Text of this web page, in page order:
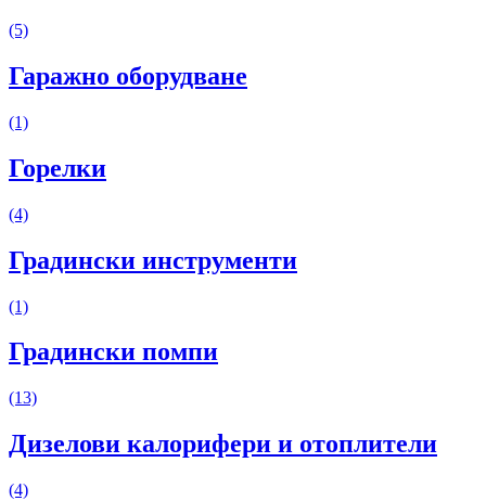
(5)
Гаражно оборудване
(1)
Горелки
(4)
Градински инструменти
(1)
Градински помпи
(13)
Дизелови калорифери и отоплители
(4)